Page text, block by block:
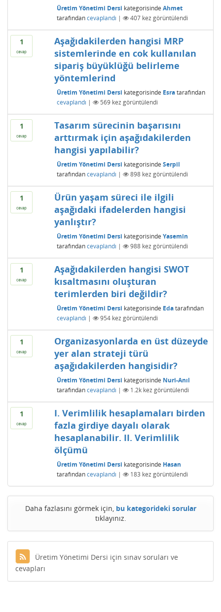
Üretim Yönetimi Dersi kategorisinde Ahmet
tarafından cevaplandı | 407kez görüntülendi
1
cevap
Aşağıdakilerden hangisi MRP
sistemlerinde en cok kullanılan
sipariş büyüklüğü belirleme
yöntemlerind
Üretim Yönetimi Dersi kategorisinde Esra tarafından
cevaplandı | 569kez görüntülendi
1
cevap
Tasarım sürecinin başarısını
arttırmak için aşağıdakilerden
hangisi yapılabilir?
Üretim Yönetimi Dersi kategorisinde Serpil
tarafından cevaplandı | 898kez görüntülendi
1
cevap
Ürün yaşam süreci ile ilgili
aşağıdaki ifadelerden hangisi
yanlıştır?
Üretim Yönetimi Dersi kategorisinde Yasemin
tarafından cevaplandı | 988kez görüntülendi
1
cevap
Aşağıdakilerden hangisi SWOT
kısaltmasını oluşturan
terimlerden biri değildir?
Üretim Yönetimi Dersi kategorisinde Eda tarafından
cevaplandı | 954kez görüntülendi
1
cevap
Organizasyonlarda en üst düzeyde
yer alan strateji türü
aşağıdakilerden hangisidir?
Üretim Yönetimi Dersi kategorisinde Nuri-Anıl
tarafından cevaplandı | 1.2kkez görüntülendi
1
cevap
I. Verimlilik hesaplamaları birden
fazla girdiye dayalı olarak
hesaplanabilir. II. Verimlilik
ölçümü
Üretim Yönetimi Dersi kategorisinde Hasan
tarafından cevaplandı | 183 kez görüntülendi
Daha fazlasını görmek için, bu kategorideki sorular
tıklayınız.
Üretim Yönetimi Dersi için sınav soruları ve
cevapları